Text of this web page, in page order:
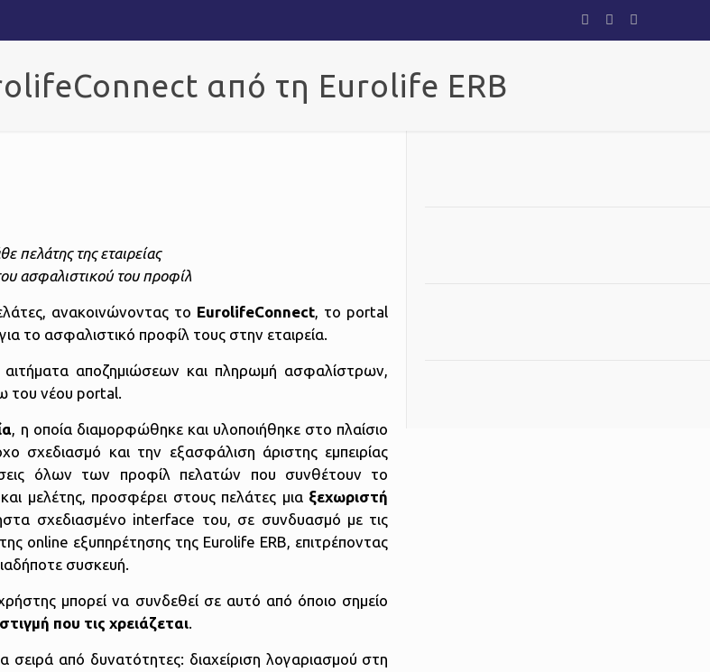
από τη Eurolife ERB
πελάτης της εταιρείας
ασφαλιστικού του προφίλ
ανακοινώνοντας το EurolifeConnect, το portal
το ασφαλιστικό προφίλ τους στην εταιρεία.
αποζημιώσεων και πληρωμή ασφαλίστρων,
του νέου portal.
, η οποία διαμορφώθηκε και υλοποιήθηκε στο πλαίσιο
σχεδιασμό και την εξασφάλιση άριστης εμπειρίας
όλων των προφίλ πελατών που συνθέτουν το
μελέτης, προσφέρει στους πελάτες μια ξεχωριστή
σχεδιασμένο interface του, σε συνδυασμό με τις
online εξυπηρέτησης της Eurolife ERB, επιτρέποντας
συσκευή.
μπορεί να συνδεθεί σε αυτό από όποιο σημείο
που τις χρειάζεται.
από δυνατότητες: διαχείριση λογαριασμού στη